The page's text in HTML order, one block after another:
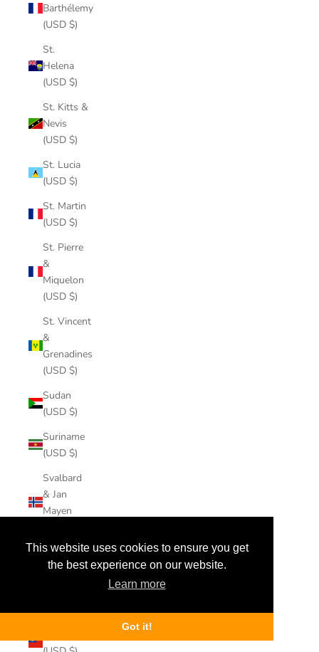
This website uses cookies to ensure you get
the best experience on our website.
Learn more
Got it!
Barthélemy
(USD $)
St.
Helena
(USD $)
St. Kitts &
Nevis
(USD $)
St. Lucia
(USD $)
St. Martin
(USD $)
St. Pierre
&
Miquelon
(USD $)
St. Vincent
&
Grenadines
(USD $)
Sudan
(USD $)
Suriname
(USD $)
Svalbard
& Jan
Mayen
Sweden
(USD $)